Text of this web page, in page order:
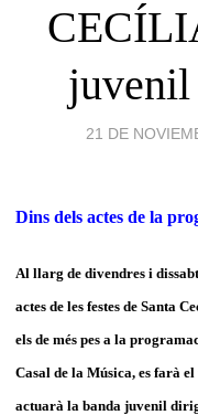
juvenil
21 DE
Dins dels actes de la
Al llarg de divendres i
actes de les festes de Santa
els de més pes a la
Casal de la Música, es farà
actuarà la banda juvenil